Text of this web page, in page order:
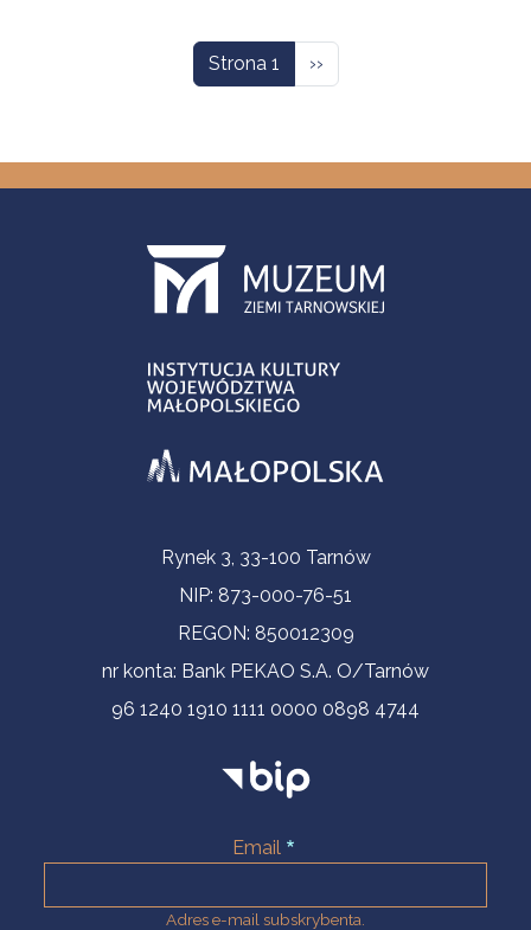
Strona 1 Następna strona
››
Informacje kontaktoweRynek 3, 33-100 Tarnów
NIP: 873-000-76-51
REGON: 850012309
nr konta: Bank PEKAO S.A. O/Tarnów
96 1240 1910 1111 0000 0898 4744
Email
Adres e-mail subskrybenta.